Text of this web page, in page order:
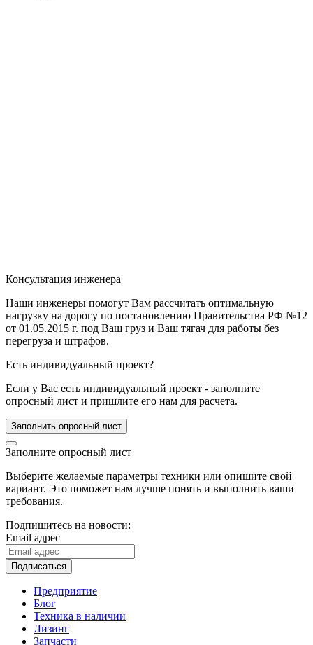
Консультация инженера
Наши инженеры помогут Вам рассчитать оптимальную
нагрузку на дорогу по постановлению Правительства РФ №12
от 01.05.2015 г. под Ваш груз и Ваш тягач для работы без
перегруза и штрафов.
Есть индивидуальный проект?
Если у Вас есть индивидуальный проект - заполните
опросный лист и пришлите его нам для расчета.
Заполнить опросный лист
Заполните опросный лист
Выберите желаемые параметры техники или опишите свой
вариант. Это поможет нам лучше понять и выполнить ваши
требования.
Подпишитесь на новости:
Email адрес
Подписаться
Предприятие
Блог
Техника в наличии
Лизинг
Запчасти